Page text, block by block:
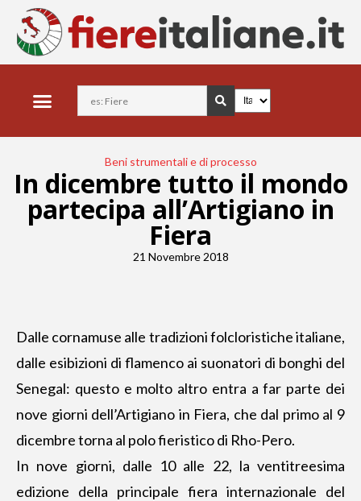
Beni strumentali e di processo
In dicembre tutto il mondo
partecipa all’Artigiano in
Fiera
21 Novembre 2018
Dalle cornamuse alle tradizioni folcloristiche italiane,
dalle esibizioni di flamenco ai suonatori di bonghi del
Senegal: questo e molto altro entra a far parte dei
nove giorni dell’Artigiano in Fiera, che dal primo al 9
dicembre torna al polo fieristico di Rho-Pero.
In nove giorni, dalle 10 alle 22, la ventitreesima
edizione della principale fiera internazionale del